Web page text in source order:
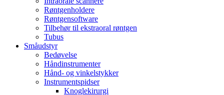
Røntgenholdere
Røntgensoftware
Tilbehør til ekstraoral røntgen
Tubus
Småudstyr
Bedøvelse
Håndinstrumenter
Hånd- og vinkelstykker
Instrumentspidser
Knoglekirurgi